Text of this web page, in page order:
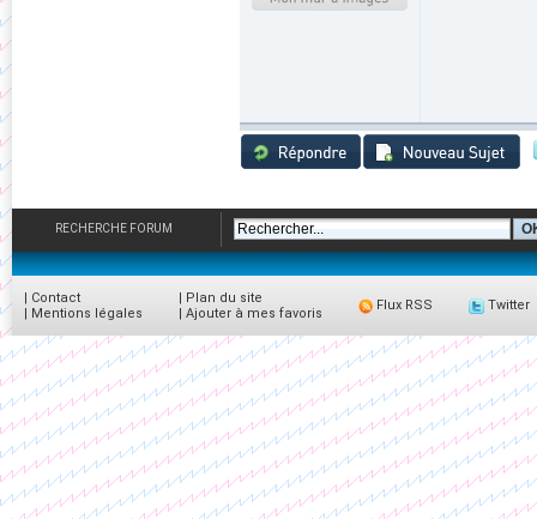
RECHERCHE FORUM
| Contact
| Mentions légales
| Plan du site
| Ajouter à mes favoris
Flux RSS Twitter